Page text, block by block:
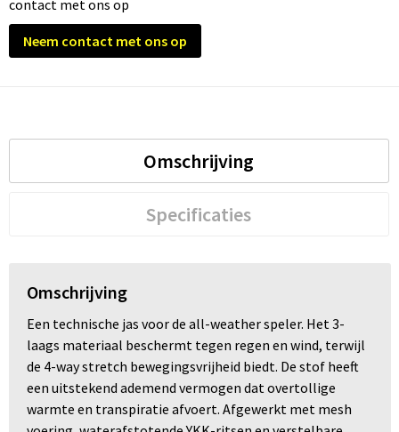
contact met ons op
Neem contact met ons op
Omschrijving
Specificaties
Omschrijving
Een technische jas voor de all-weather speler. Het 3-
laags materiaal beschermt tegen regen en wind, terwijl
de 4-way stretch bewegingsvrijheid biedt. De stof heeft
een uitstekend ademend vermogen dat overtollige
warmte en transpiratie afvoert. Afgewerkt met mesh